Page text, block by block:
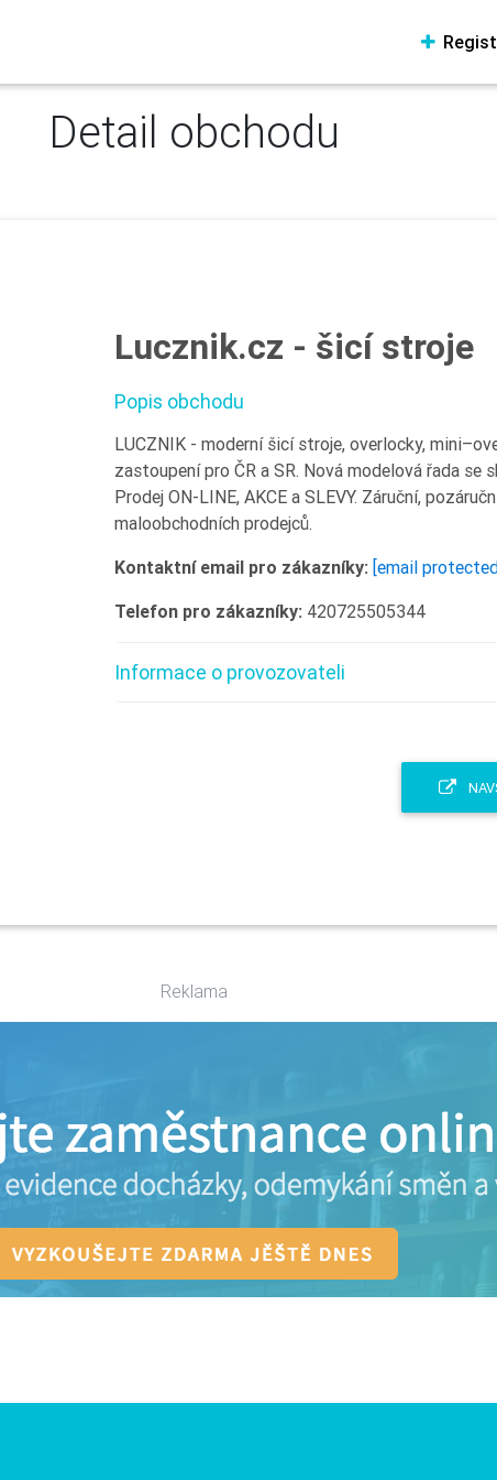
Detail obchodu
Lucznik.cz - šicí stroje
Popis obchodu
LUCZNIK - moderní šicí stroje, overlocky,
zastoupení pro ČR a SR. Nová modelová řada se
Prodej ON-LINE, AKCE a SLEVY. Záruční,
maloobchodních prodejců.
Kontaktní email pro zákazníky: [email
Telefon pro zákazníky: 420725505344
Informace o provozovateli
Reklama